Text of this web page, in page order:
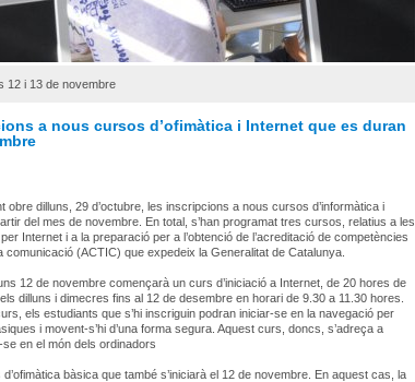
12 i 13 de novembre
a nous cursos d’ofimàtica i Internet que es duran
obre dilluns, 29 d’octubre, les inscripcions a nous cursos d’informàtica i
del mes de novembre. En total, s’han programat tres cursos, relatius a les
Internet i a la preparació per a l’obtenció de l’acreditació de competències
comunicació (ACTIC) que expedeix la Generalitat de Catalunya.
12 de novembre començarà un curs d’iniciació a Internet, de 20 hores de
dilluns i dimecres fins al 12 de desembre en horari de 9.30 a 11.30 hores.
els estudiants que s’hi inscriguin podran iniciar-se en la navegació per
i movent-s’hi d’una forma segura. Aquest curs, doncs, s’adreça a
en el món dels ordinadors
bàsica que també s’iniciarà el 12 de novembre. En aquest cas, la